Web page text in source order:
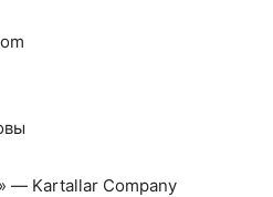
— Kartallar Company